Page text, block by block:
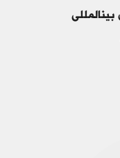
دوره IFRS - استانداردهای بین‎المللی